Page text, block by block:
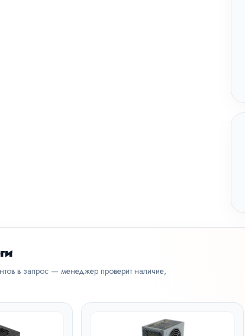
в запрос — менеджер проверит наличие,